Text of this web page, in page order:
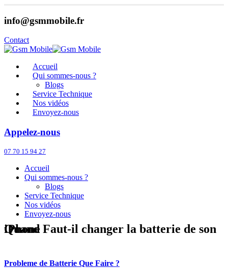
info@gsmmobile.fr
Contact
Accueil
Qui sommes-nous ?
Blogs
Service Technique
Nos vidéos
Envoyez-nous
Appelez-nous
07 70 15 94 27
Accueil
Qui sommes-nous ?
Blogs
Service Technique
Nos vidéos
Envoyez-nous
Quand Faut-il changer la batterie de son iPhone
Probleme de Batterie Que Faire ?